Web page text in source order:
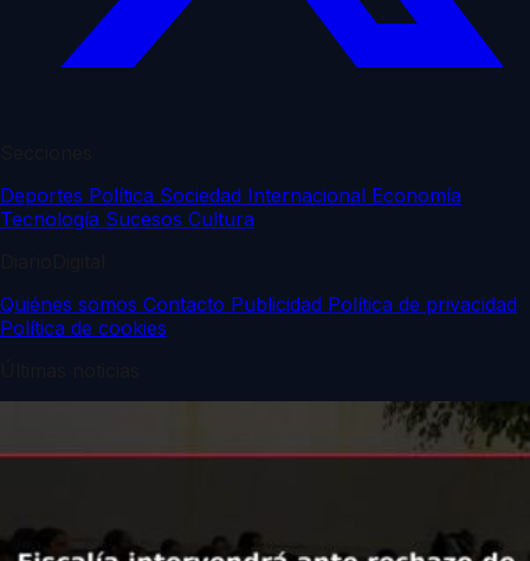
Deportes Política Sociedad Internacional Economía
Tecnología Sucesos Cultura
Quiénes somos Contacto Publicidad Política de privacidad
Política de cookies